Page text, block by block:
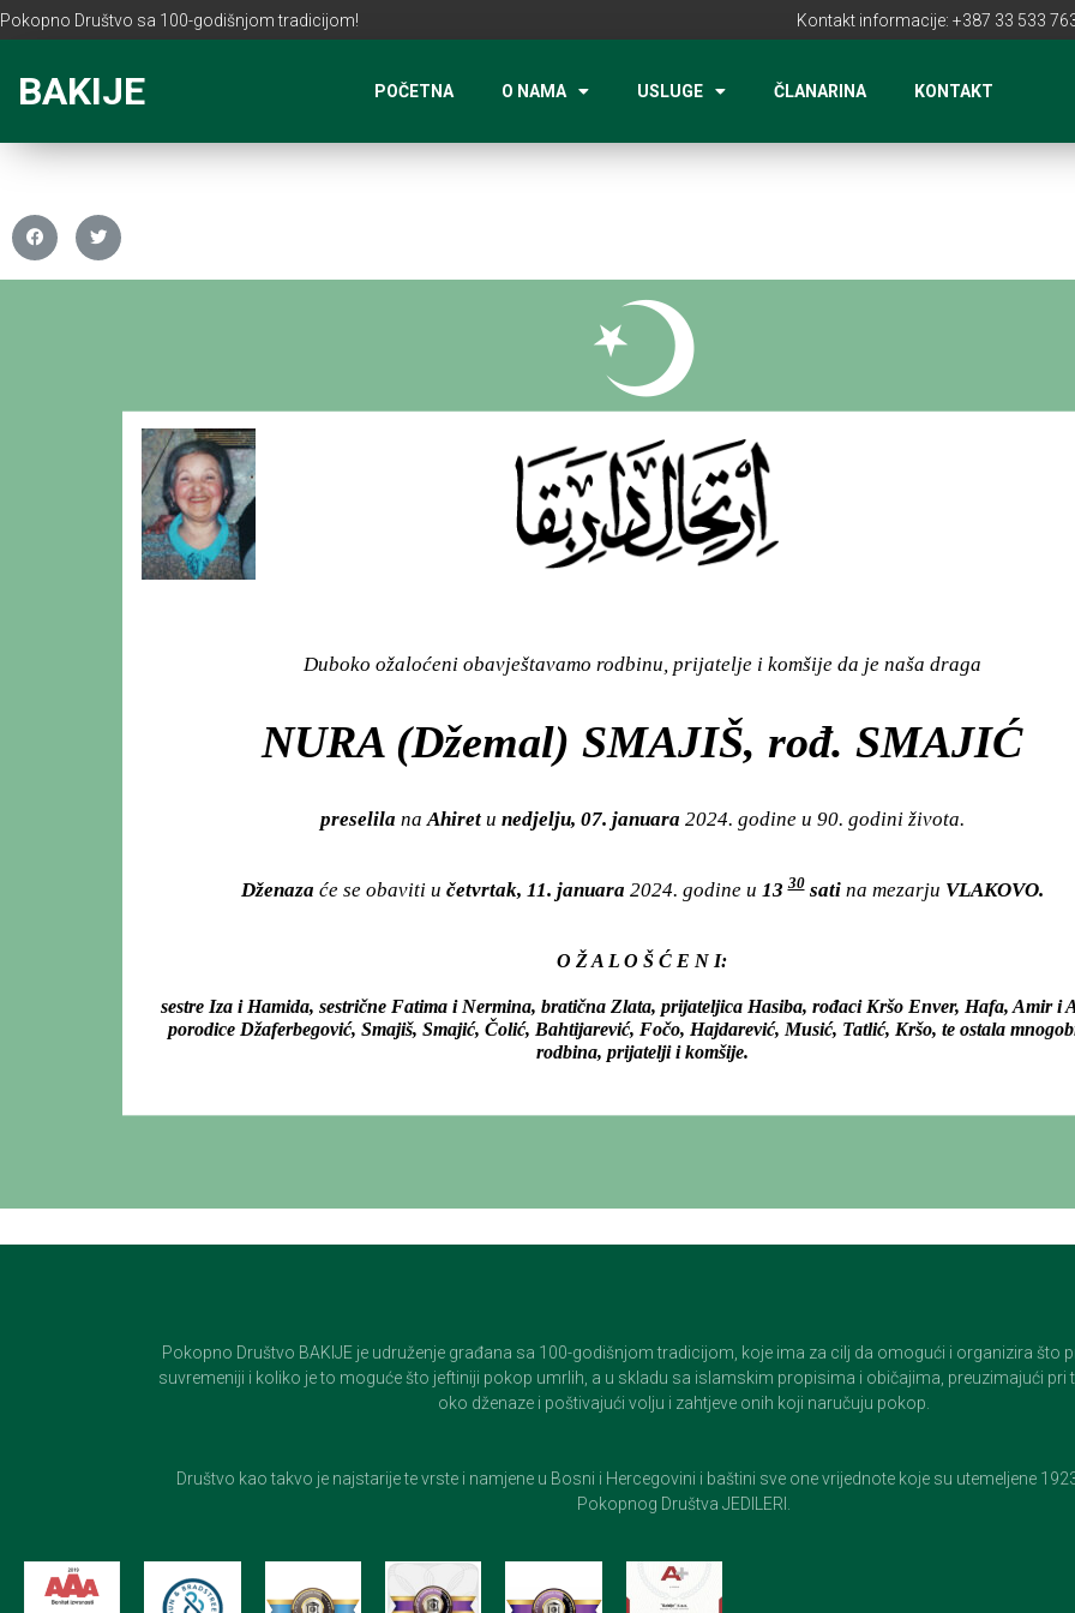
Pokopno Društvo sa 100-godišnjom tradicijom! Kontakt informacije: +387 33 533
BAKIJE POČETNA O NAMA USLUGE ČLANARINA KONTAKT
Duboko ožaloćeni obavještavamo rodbinu, prijatelje i komšije da je naša draga
NURA (Džemal) SMAJIŠ, rođ. SMAJIĆ
preselila naAhiretu nedjelju, 07. januara 2024. godine u 90. godini života.
Dženaza će se obaviti u četvrtak, 11. januara 2024. godine u 1330satina mezarju VLAKOVO.
O Ž A L O Š Ć E N I:
sestre Iza i Hamida, sestrične Fatima i Nermina, bratična Zlata, prijateljica Hasiba, rođaci Kršo Enver, Hafa, Amir i
porodice Džaferbegović, Smajiš, Smajić, Čolić, Bahtijarević, Fočo, Hajdarević, Musić, Tatlić, Kršo, te ostala
rodbina, prijatelji i komšije.
Pokopno Društvo BAKIJE je udruženje građana sa 100-godišnjom tradicijom, koje ima za cilj da omogući i organizira što
suvremeniji i koliko je to moguće što jeftiniji pokop umrlih, a u skladu sa islamskim propisima i običajima, preuzimajući pri
oko dženaze i poštivajući volju i zahtjeve onih koji naručuju pokop.
Društvo kao takvo je najstarije te vrste i namjene u Bosni i Hercegovini i baštini sve one vrijednote koje su utemeljene
Pokopnog Društva JEDILERI.